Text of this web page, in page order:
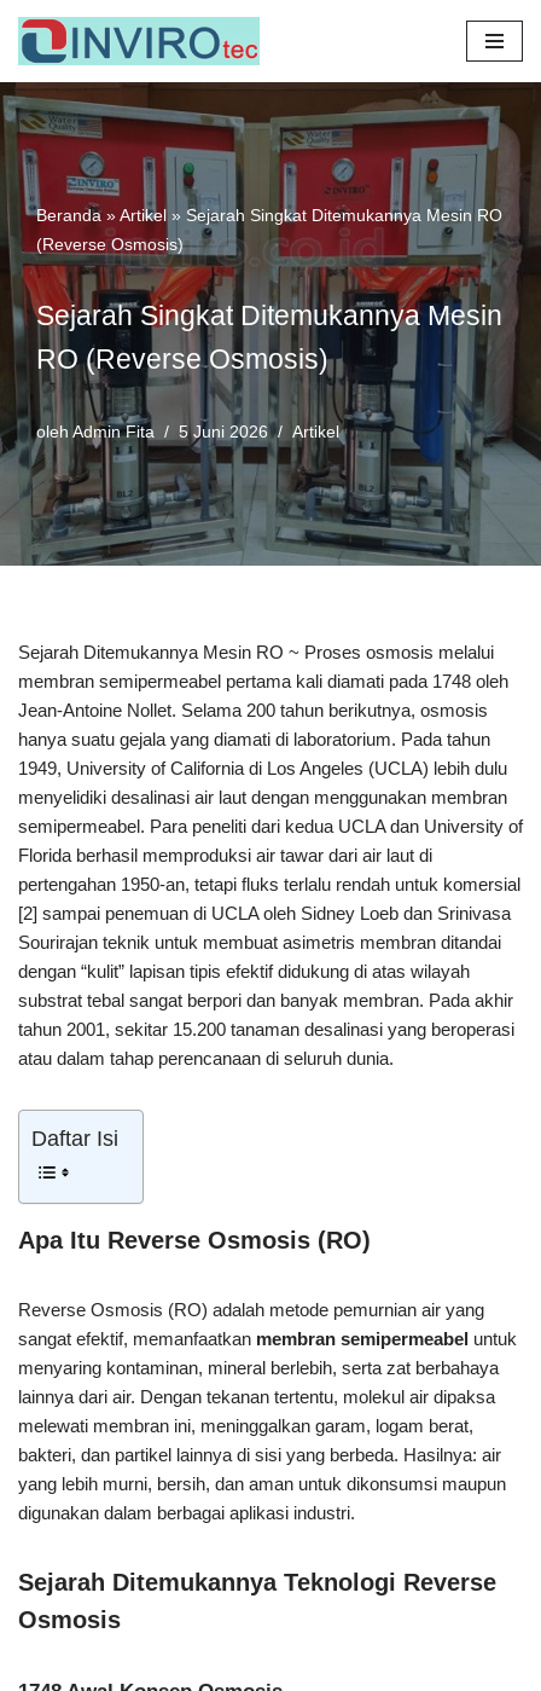
Lompat
ke
konten
Beranda »Artikel » Sejarah Singkat Ditemukannya Mesin RO
(Reverse Osmosis)
Sejarah Singkat Ditemukannya Mesin
RO (Reverse Osmosis)
oleh Admin Fita 5 Juni 2026 Artikel
Sejarah Ditemukannya Mesin RO ~ Proses osmosis melalui
membran semipermeabel pertama kali diamati pada 1748 oleh
Jean-Antoine Nollet. Selama 200 tahun berikutnya, osmosis
hanya suatu gejala yang diamati di laboratorium. Pada tahun
1949, University of California di Los Angeles (UCLA) lebih dulu
menyelidiki desalinasi air laut dengan menggunakan membran
semipermeabel. Para peneliti dari kedua UCLA dan University of
Florida berhasil memproduksi air tawar dari air laut di
pertengahan 1950-an, tetapi fluks terlalu rendah untuk komersial
[2] sampai penemuan di UCLA oleh Sidney Loeb dan Srinivasa
Sourirajan teknik untuk membuat asimetris membran ditandai
dengan “kulit” lapisan tipis efektif didukung di atas wilayah
substrat tebal sangat berpori dan banyak membran. Pada akhir
tahun 2001, sekitar 15.200 tanaman desalinasi yang beroperasi
atau dalam tahap perencanaan di seluruh dunia.
Daftar Isi
Apa Itu Reverse Osmosis (RO)
Reverse Osmosis (RO) adalah metode pemurnian air yang
sangat efektif, memanfaatkan membran semipermeabel untuk
menyaring kontaminan, mineral berlebih, serta zat berbahaya
lainnya dari air. Dengan tekanan tertentu, molekul air dipaksa
melewati membran ini, meninggalkan garam, logam berat,
bakteri, dan partikel lainnya di sisi yang berbeda. Hasilnya: air
yang lebih murni, bersih, dan aman untuk dikonsumsi maupun
digunakan dalam berbagai aplikasi industri.
Sejarah Ditemukannya Teknologi Reverse
Osmosis